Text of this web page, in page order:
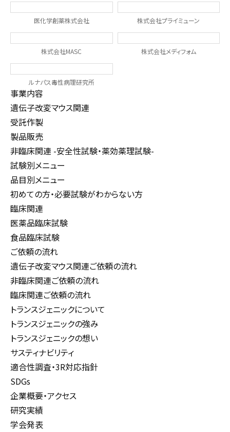
医化学創薬株式会社 株式会社プライミューン
株式会社MASC 株式会社メディフォム
ルナパス毒性病理研究所
事業内容
遺伝子改変マウス関連
受託作製
製品販売
非臨床関連 -安全性試験・薬効薬理試験-
試験別メニュー
品目別メニュー
初めての方・必要試験がわからない方
臨床関連
医薬品臨床試験
食品臨床試験
ご依頼の流れ
遺伝子改変マウス関連ご依頼の流れ
非臨床関連ご依頼の流れ
臨床関連ご依頼の流れ
トランスジェニックについて
トランスジェニックの強み
トランスジェニックの想い
サスティナビリティ
適合性調査・3R対応指針
SDGs
企業概要・アクセス
研究実績
学会発表